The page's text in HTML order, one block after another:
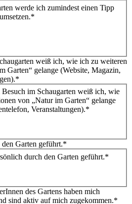
werde ich zumindest einen Tipp
*
weiß ich, wie ich zu weiteren
Garten“ gelange (Website, Magazin,
*
im Schaugarten weiß ich, wie
von „Natur im Garten“ gelange
Veranstaltungen).*
Garten geführt.*
durch den Garten geführt.*
des Gartens haben mich
sind aktiv auf mich zugekommen.*